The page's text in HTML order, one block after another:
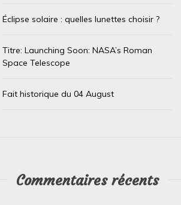
Dans
Le trésor caché des téléphones
L’Or de Nos Téléphones : Un Trésor Recyclé
Éclipse solaire : quelles lunettes choisir ?
Titre: Launching Soon: NASA’s Roman
Space Telescope
Fait historique du 04 August
Commentaires récents